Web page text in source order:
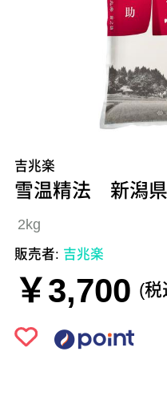
吉兆楽
雪温精法 新潟
2kg
販売者: 吉兆楽
￥3,700 (税